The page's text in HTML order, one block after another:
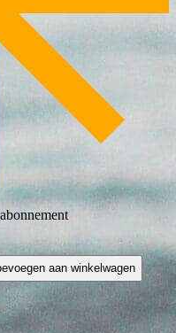
aan winkelwagen